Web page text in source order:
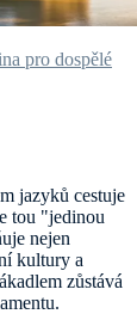
pro dospělé
jazyků cestuje
tou "jedinou
nejen
kultury a
zůstává